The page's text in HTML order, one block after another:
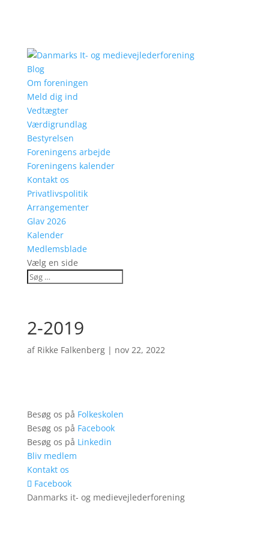
Blog
Om foreningen
Meld dig ind
Vedtægter
Værdigrundlag
Bestyrelsen
Foreningens arbejde
Foreningens kalender
Kontakt os
Privatlivspolitik
Arrangementer
Glav 2026
Kalender
Medlemsblade
Vælg en side
2-2019
af Rikke Falkenberg| nov 22, 2022
Besøg os på Folkeskolen
Besøg os på Facebook
Besøg os på Linkedin
Bliv medlem
Kontakt os
Facebook
Danmarks it- og medievejlederforening